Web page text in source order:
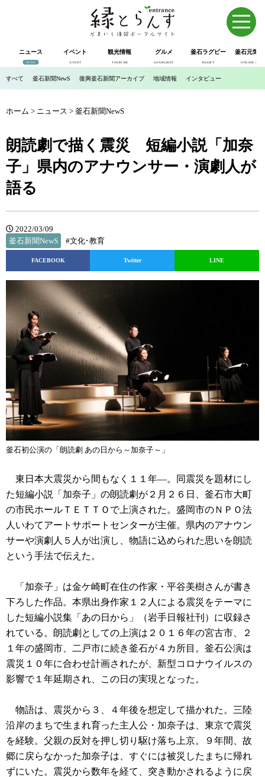
ニュース
NEWS
イベント
EVENT
観光情報
TOURISM
グルメ
GOURUMET
釜石ラグビー
RUGBY
釜石元気
ONLINE SHOP
すべて 釜石新聞NewS 復興釜石新聞アーカイブ 地域情報 インタビュー
ホーム > ニュース > 釜石新聞NewS
朗読劇で描く震災 短編小説「加奈
子」県内のアナウンサー・演劇人が
語る
2022/03/09
釜石新聞NewS
#文化･教育
FACEBOOK Twitter LINE
釜石初公演の「朗読劇 あの日から～加奈子～」
東日本大震災から間もなく１１年―。同震災を題材にし
た短編小説「加奈子」の朗読劇が２月２６日、釜石市大町
の市民ホールＴＥＴＴＯで上演された。盛岡市のＮＰＯ法
人いわてアートサポートセンターが主催。県内のアナウン
サーや演劇人５人が出演し、物語に込められた思いを朗読
という手法で伝えた。
「加奈子」は金ケ崎町在住の作家・平谷美樹さんが書き
下ろした作品。本県出身作家１２人による震災をテーマに
した短編小説集「あの日から」（岩手日報社刊）に収録さ
れている。朗読劇としての上演は２０１６年の宮古市、２
１年の盛岡市、二戸市に続き釜石が４カ所目。釜石公演は
震災１０年に合わせ計画されたが、新型コロナウイルスの
影響で１年延期され、この日の実現となった。
物語は、震災から３、４年後を想定して描かれた。三陸
沿岸のまちで生まれ育った主人公・加奈子は、東京で震災
を経験。父親の反対を押し切り駆け落ち上京。９年間、故
郷に戻らなかった加奈子は、すぐには被災したまちに帰れ
ずにいた。震災から数年を経て、突き動かされるように戻